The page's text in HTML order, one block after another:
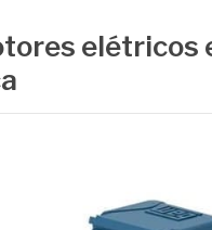
elétricos